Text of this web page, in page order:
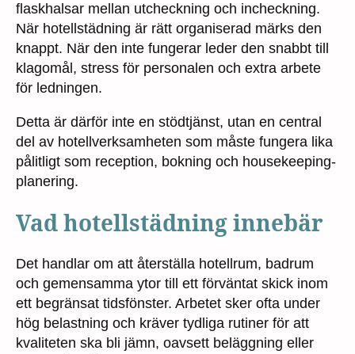
flaskhalsar mellan utcheckning och incheckning.
När hotellstädning är rätt organiserad märks den
knappt. När den inte fungerar leder den snabbt till
klagomål, stress för personalen och extra arbete
för ledningen.
Detta är därför inte en stödtjänst, utan en central
del av hotellverksamheten som måste fungera lika
pålitligt som reception, bokning och housekeeping-
planering.
Vad hotellstädning innebär
Det handlar om att återställa hotellrum, badrum
och gemensamma ytor till ett förväntat skick inom
ett begränsat tidsfönster. Arbetet sker ofta under
hög belastning och kräver tydliga rutiner för att
kvaliteten ska bli jämn, oavsett beläggning eller